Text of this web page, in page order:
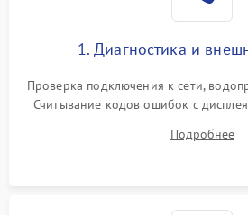
1. Диагностика и
Проверка подключения к сети,
Считывание кодов ошибок с
выявления посторонних шумов,
электронного модуля
Подробнее